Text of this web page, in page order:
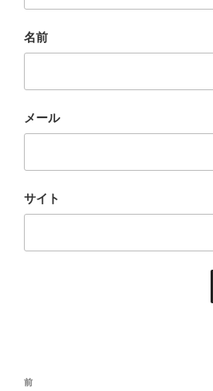
名前
メール
サイト
投
前
前